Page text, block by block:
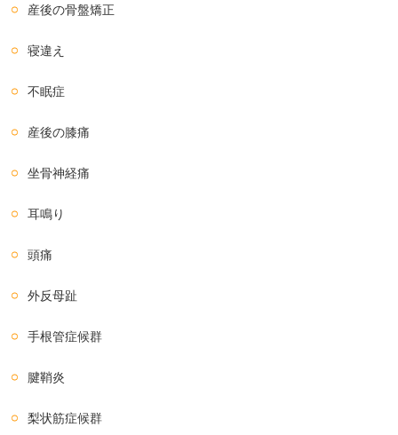
産後の骨盤矯正
寝違え
不眠症
産後の膝痛
坐骨神経痛
耳鳴り
頭痛
外反母趾
手根管症候群
腱鞘炎
梨状筋症候群